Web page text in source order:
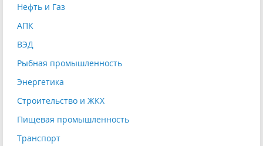
Нефть и Газ
АПК
ВЭД
Рыбная промышленность
Энергетика
Строительство и ЖКХ
Пищевая промышленность
Транспорт